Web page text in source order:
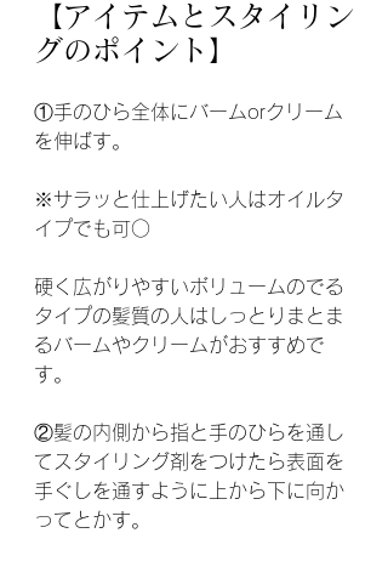
【アイテムとスタイリン
グのポイント】
①手のひら全体にバームorクリーム
を伸ばす。
※サラッと仕上げたい人はオイルタ
イプでも可○
硬く広がりやすいボリュームのでる
タイプの髪質の人はしっとりまとま
るバームやクリームがおすすめで
す。
②髪の内側から指と手のひらを通し
てスタイリング剤をつけたら表面を
手ぐしを通すように上から下に向か
ってとかす。